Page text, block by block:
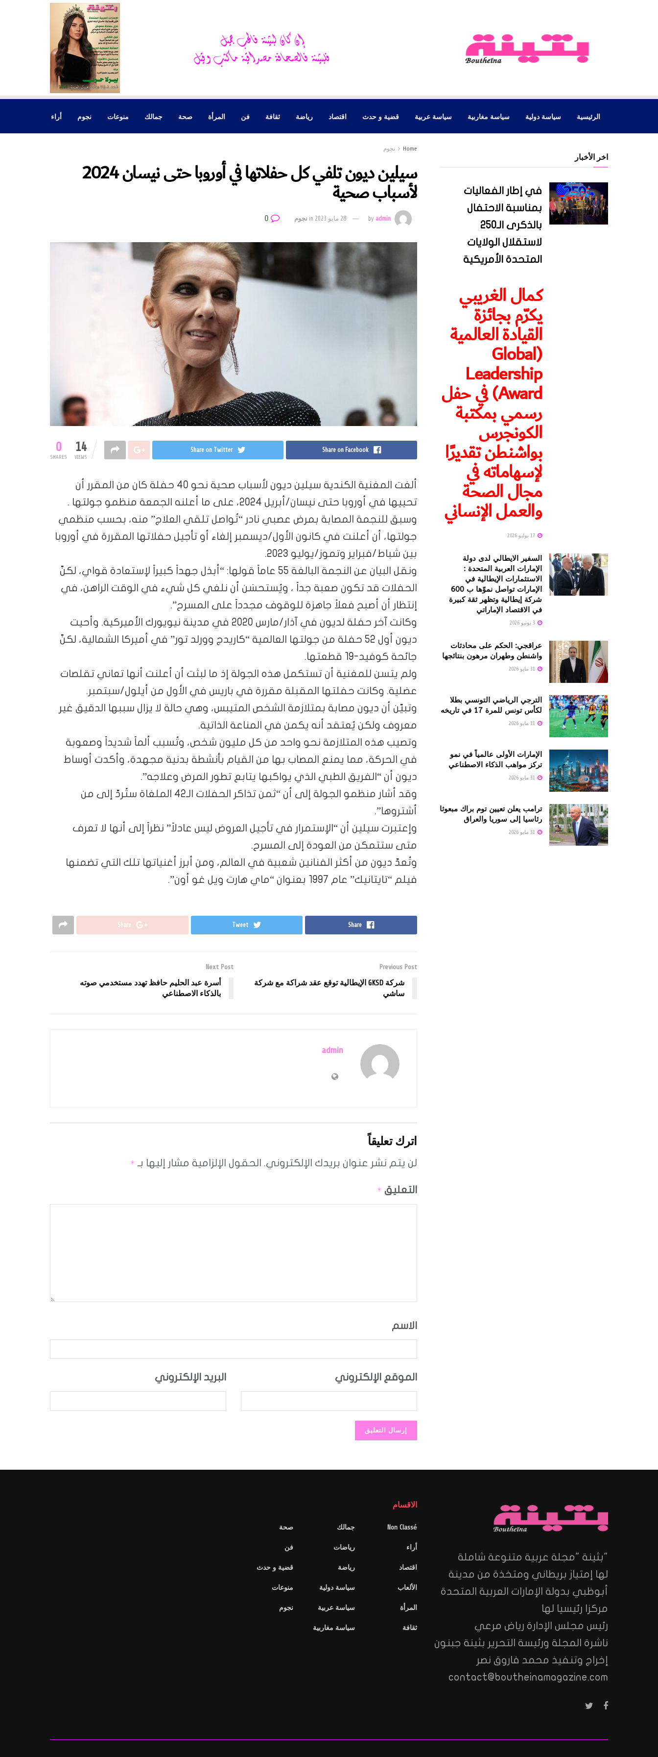
الرئيسية سياسة دولية سياسة مغاربية سياسة عربية قضية و حدث اقتصاد رياضة ثقافة فن المرأة صحة جمالك منوعات نجوم أراء
Home نجوم
سيلين ديون تلفي كل حفلاتها في أوروبا حتى نيسان 2024
لأسباب صحية
byadmin 28 مايو 2023 inنجوم
0
SHARES 14
VIEWS
Share on Facebook
Share on Twitter
ألغت المغنية الكندية سيلين ديون لأسباب صحية نحو 40 حفلة كان من المقرر أن
تحييها في أوروبا حتى نيسان/أبريل 2024، على ما أعلنه الجمعة منظمو جولتها .
وسبق للنجمة المصابة بمرض عصبي نادر “تُواصل تلقي العلاج” منه، بحسب منظمي
جولتها، أن أعلنت في كانون الأول/ديسمبر إلغاء أو تأجيل حفلاتها المقررة في أوروبا
بين شباط/فبراير وتموز/يوليو 2023.
ونقل البيان عن النجمة البالغة 55 عاماً قولها: “أبذل جهداً كبيراً لإستعادة قواي، لكنّ
الحفلات قد تكون صعبة جداً ، ويُستحسَن أن نلغي كل شيء في الوقت الراهن، في
إنتظار أن أصبح فعلاً جاهزة للوقوف مجدداً على المسرح”.
وكانت آخر حفلة لديون في آذار/مارس 2020 في مدينة نيويورك الأميركية. وأحيت
ديون أول 52 حفلة من جولتها العالمية “كاريدج وورلد تور” في أميركا الشمالية، لكنّ
جائحة كوفيد-19 قطعتها.
ولم يتسن للمغنية أن تستكمل هذه الجولة إذ ما لبثت أن أعلنت أنها تعاني تقلصات
عضلية. وكانت حفلتها المقبلة مقررة في باريس في الأول من أيلول/سبتمبر.
وتبيّن أن ديون مصابة بمتلازمة الشخص المتيبس، وهي حالة لا يزال سببها الدقيق غير
معروف ولكن يُعتقد أنه يكمن في المناعة الذاتية.
وتصيب هذه المتلازمة نحو واحد من كل مليون شخص، وتُسبب ألماً شديداً وصعوبة
في الحركة، مما يمنع المصاب بها من القيام بأنشطة بدنية مجهدة، وأكدت أوساط
ديون أن “الفريق الطبي الذي يواكبها يتابع تطور المرض وعلاجه”.
وقد أشار منظمو الجولة إلى أن “ثمن تذاكر الحفلات الـ42 الملغاة ستُردّ إلى من
أشتروها”.
وإعتبرت سيلين أن “الإستمرار في تأجيل العروض ليس عادلاً” نظراً إلى أنها لا تعرف
متى ستتمكن من العودة إلى المسرح.
وتُعدّ ديون من أكثر الفنانين شعبية في العالم، ومن أبرز أغنياتها تلك التي تضمنها
فيلم “تايتانيك” عام 1997 بعنوان “ماي هارت ويل غو أون”.
Share
Tweet
Share
Previous Post
شركة GKSD الإيطالية توقع عقد شراكة مع شركة
ساشي
Next Post
أسرة عبد الحليم حافظ تهدد مستخدمي صوته
بالذكاء الاصطناعي
admin
اترك تعليقاً
لن يتم نشر عنوان بريدك الإلكتروني. الحقول الإلزامية مشار إليها بـ *
التعليق *
الاسم
البريد الإلكتروني الموقع الإلكتروني
اخر الأخبار
في إطار الفعاليات
بمناسبة الاحتفال
بالذكرى الـ250
لاستقلال الولايات
المتحدة الأمريكية
كمال الغريبي
يكرّم بجائزة
القيادة العالمية
(Global
Leadership
Award) في حفل
رسمي بمكتبة
الكونجرس
بواشنطن تقديرًا
لإسهاماته في
مجال الصحة
والعمل الإنساني
السفير الايطالي لدى دولة
الإمارات العربية المتحدة :
الاستثمارات الإيطالية في
الإمارات تواصل نموّها ب 600
شركة إيطالية وتظهر ثقة كبيرة
في الاقتصاد الإماراتي
عراقجي: الحكم على محادثات
واشنطن وطهران مرهون بنتائجها
الترجي الرياضي التونسي بطلا
لكأس تونس للمرة 17 في تاريخه
الإمارات الأولى عالمياً في نمو
تركز مواهب الذكاء الاصطناعي
ترامب يعلن تعيين توم براك مبعوثا
رئاسيا إلى سوريا والعراق
"بثينة "مجلة عربية متنوعة شاملة
لها إمتياز بريطاني ومتخذة من مدينة
أبوظبي بدولة الإمارات العربية المتحدة
مركزا رئيسيا لها
رئيس مجلس الإدارة رياض مرعي
ناشرة المجلة ورئيسة التحرير بثينة جبنون
إخراج وتنفيذ محمد فاروق نصر
contact@boutheinamagazine.com
الاقسام
Non Classé
أراء
اقتصاد
الألعاب
المرأة
ثقافة
جمالك
رياضات
رياضة
سياسة دولية
سياسة عربية
سياسة مغاربية
صحة
فن
قضية و حدث
منوعات
نجوم